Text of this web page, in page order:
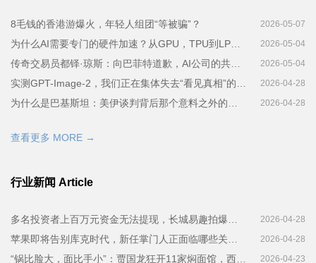
8毛钱的香港游爆火，年轻人组团“等被骗”？ 2026-05-07
2026-05-04
2026-05-04
2026-04-28
2026-04-28
查看更多 MORE →
行业新闻 Article
2026-04-28
2026-04-28
2026-04-23